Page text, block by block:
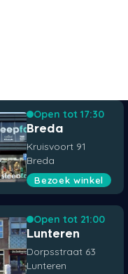
Open tot 17:30
Breda
Kruisvoort 91
Breda
Bezoek winkel
Open tot 21:00
Lunteren
Dorpsstraat 63
Lunteren